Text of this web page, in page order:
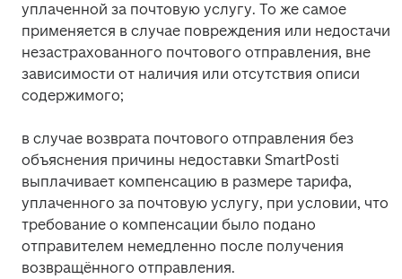
уплаченной за почтовую услугу. То же самое
применяется в случае повреждения или недостачи
незастрахованного почтового отправления, вне
зависимости от наличия или отсутствия описи
содержимого;
в случае возврата почтового отправления без
объяснения причины недоставки SmartPosti
выплачивает компенсацию в размере тарифа,
уплаченного за почтовую услугу, при условии, что
требование о компенсации было подано
отправителем немедленно после получения
возвращённого отправления.